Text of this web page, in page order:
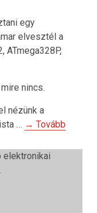
egy
elvesztél a
ATmega328P,
nincs.
nézünk a
… → Tovább